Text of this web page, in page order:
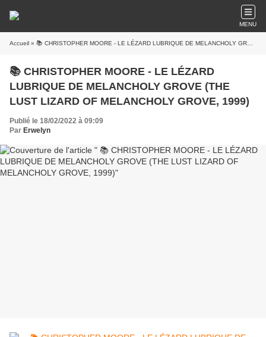
MENU
Accueil » 📚 CHRISTOPHER MOORE - LE LÉZARD LUBRIQUE DE MELANCHOLY GROVE (THE LUST LIZARD OF MELANCHOLY GROVE, 1999)
📚 CHRISTOPHER MOORE - LE LÉZARD
LUBRIQUE DE MELANCHOLY GROVE (THE
LUST LIZARD OF MELANCHOLY GROVE, 1999)
Publié le 18/02/2022 à 09:09
Par Erwelyn